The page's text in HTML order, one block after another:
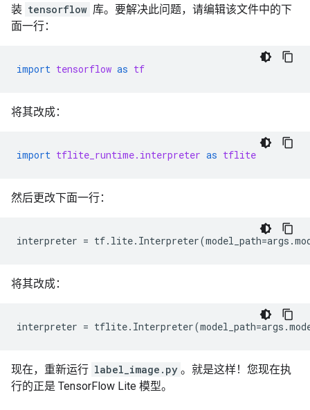
装 tensorflow 库。要解决此问题，请编辑该文件中的下
面一行：
import tensorflow as tf
将其改成：
import tflite_runtime.interpreter as tflite
然后更改下面一行：
interpreter = tf. lite. Interpreter(model_path=args .
将其改成：
interpreter = tflite. Interpreter(model_path=args .
现在，重新运行 label_image.py 。就是这样！您现在执
行的正是 TensorFlow Lite 模型。